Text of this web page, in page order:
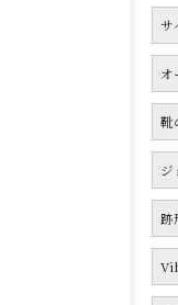
サ
オ
靴
ジ
跡